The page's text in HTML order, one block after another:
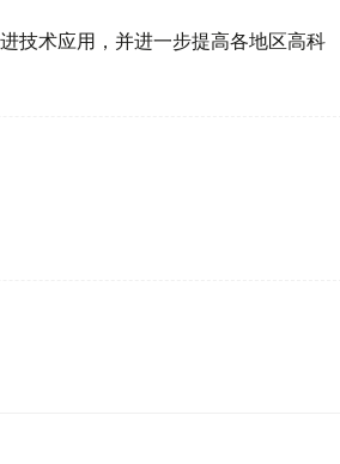
技术应用，并进一步提高各地区高科